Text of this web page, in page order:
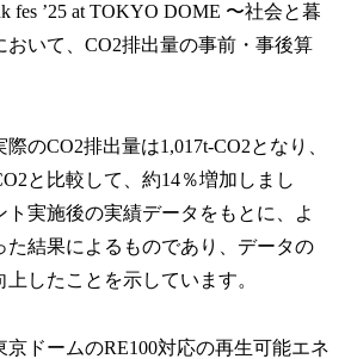
fes ’25 at TOKYO DOME 〜社会と暮
おいて、CO2排出量の事前・事後算
のCO2排出量は1,017t-CO2となり、
と比較して、約14％増加しまし
ト実施後の実績データをもとに、よ
た結果によるものであり、データの
したことを示しています。
ドームのRE100対応の再生可能エネ